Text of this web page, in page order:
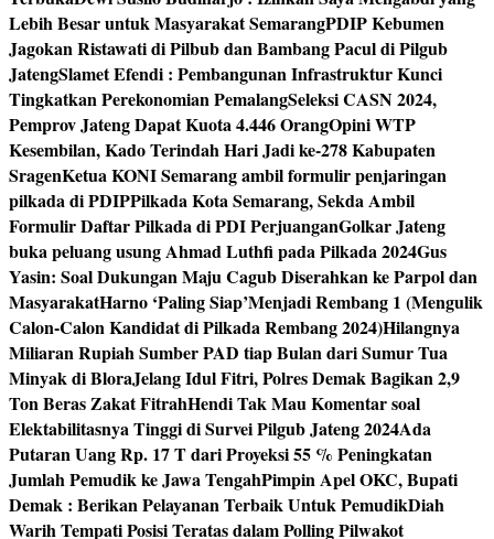
Lebih Besar untuk Masyarakat SemarangPDIP Kebumen
Jagokan Ristawati di Pilbub dan Bambang Pacul di Pilgub
JatengSlamet Efendi : Pembangunan Infrastruktur Kunci
Tingkatkan Perekonomian PemalangSeleksi CASN 2024,
Pemprov Jateng Dapat Kuota 4.446 OrangOpini WTP
Kesembilan, Kado Terindah Hari Jadi ke-278 Kabupaten
SragenKetua KONI Semarang ambil formulir penjaringan
pilkada di PDIPPilkada Kota Semarang, Sekda Ambil
Formulir Daftar Pilkada di PDI PerjuanganGolkar Jateng
buka peluang usung Ahmad Luthfi pada Pilkada 2024Gus
Yasin: Soal Dukungan Maju Cagub Diserahkan ke Parpol dan
MasyarakatHarno ‘Paling Siap’Menjadi Rembang 1 (Mengulik
Calon-Calon Kandidat di Pilkada Rembang 2024)Hilangnya
Miliaran Rupiah Sumber PAD tiap Bulan dari Sumur Tua
Minyak di BloraJelang Idul Fitri, Polres Demak Bagikan 2,9
Ton Beras Zakat FitrahHendi Tak Mau Komentar soal
Elektabilitasnya Tinggi di Survei Pilgub Jateng 2024Ada
Putaran Uang Rp. 17 T dari Proyeksi 55 % Peningkatan
Jumlah Pemudik ke Jawa TengahPimpin Apel OKC, Bupati
Demak : Berikan Pelayanan Terbaik Untuk PemudikDiah
Warih Tempati Posisi Teratas dalam Polling Pilwakot